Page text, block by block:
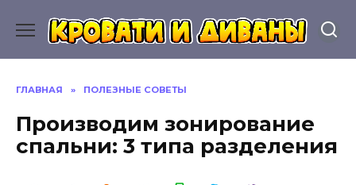
содержанию
ГЛАВНАЯ » ПОЛЕЗНЫЕ СОВЕТЫ
Производим зонирование
спальни: 3 типа разделения